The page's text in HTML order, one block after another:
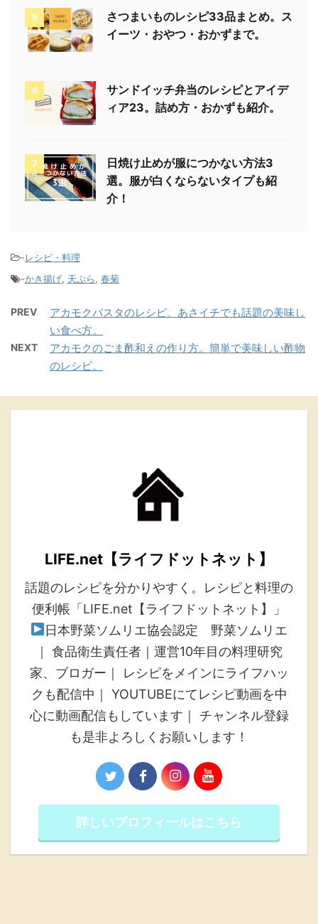
5
さつまいものレシピ33品まとめ。ス
イーツ・おやつ・おかずまで。
6
サンドイッチ弁当のレシピとアイデ
ィア23。詰め方・おかずも紹介。
7
日焼け止めが服につかない方法3
選。服が白くならないタイプも紹
介！
-レシピ・料理
-かき揚げ, 天ぷら, 春菊
PREV
アカモクパスタのレシピ。あさイチでも話題の美味し
い食べ方。
NEXT
アカモクのごま酢和えの作り方。簡単で美味しい酢物
のレシピ。
LIFE.net【ライフドットネット】
話題のレシピを分かりやすく。レシピと料理の
便利帳「LIFE.net【ライフドットネット】」
日本野菜ソムリエ協会認定 野菜ソムリエ
｜ 食品衛生責任者｜運営10年目の料理研究
家、ブロガー｜ レシピをメインにライフハッ
クも配信中｜ YOUTUBEにてレシピ動画を中
心に動画配信もしています｜ チャンネル登録
も是非よろしくお願いします！
詳しいプロフィールはこちら